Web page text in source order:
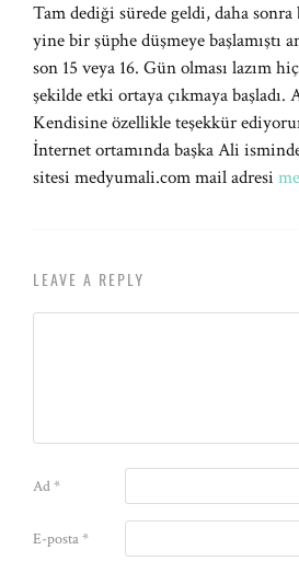
Tam dediği sürede geldi, daha
yine bir şüphe düşmeye başlamıştı
son 15 veya 16. Gün olması lazım
şekilde etki ortaya çıkmaya
Kendisine özellikle teşekkür
İnternet ortamında başka Ali
sitesi medyumali.com mail adresi
LEAVE A REPLY
Ad*
E-posta*